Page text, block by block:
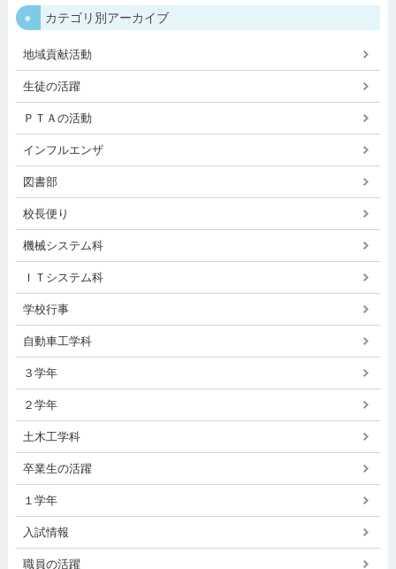
カテゴリ別アーカイブ
地域貢献活動
生徒の活躍
ＰＴＡの活動
インフルエンザ
図書部
校長便り
機械システム科
ＩＴシステム科
学校行事
自動車工学科
３学年
２学年
土木工学科
卒業生の活躍
１学年
入試情報
職員の活躍